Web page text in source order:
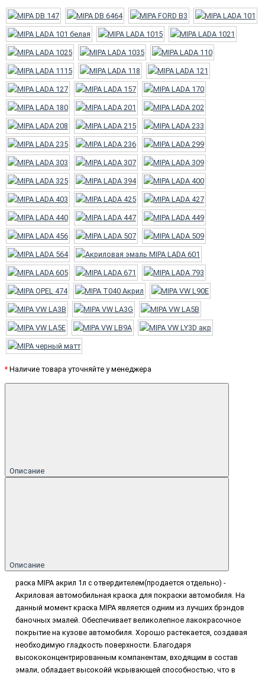
* Наличие товара уточняйте у менеджера
Описание
Описание
раска MIPA акрил 1л с отвердителем(продается отдельно) -
Акриловая автомобильная краска для покраски автомобиля. На
данный момент краска MIPA является одним из лучших брэндов
баночных эмалей. Обеспечивает великолепное лакокрасочное
покрытие на кузове автомобиля. Хорошо растекается, создавая
необходимую гладкость поверхности. Благодаря
высококонцентрированным компанентам, входящим в состав
эмали, обладает высокойй укрывающей способностью, что в